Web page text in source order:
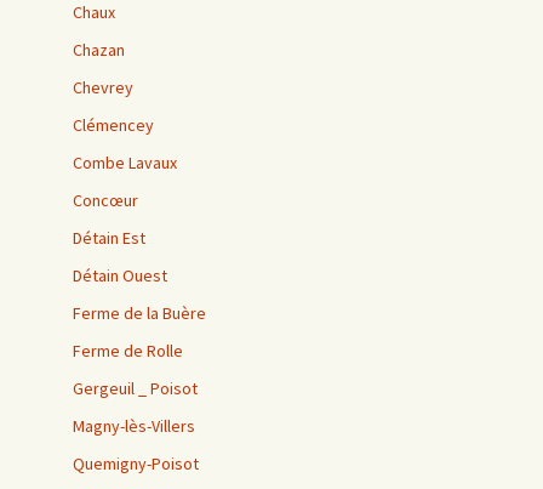
Chaux
Chazan
Chevrey
Clémencey
Combe Lavaux
Concœur
Détain Est
Détain Ouest
Ferme de la Buère
Ferme de Rolle
Gergeuil _ Poisot
Magny-lès-Villers
Quemigny-Poisot